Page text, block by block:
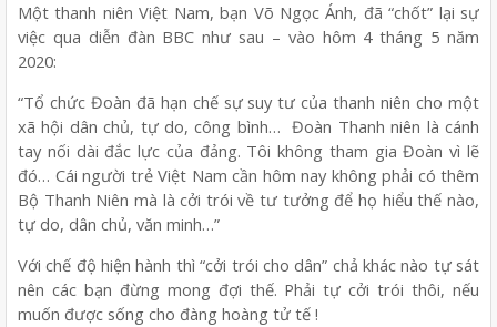
Một thanh niên Việt Nam, bạn Võ Ngọc Ánh, đã “chốt” lại sự
việc qua diễn đàn BBC như sau – vào hôm 4 tháng 5 năm
2020:
“Tổ chức Đoàn đã hạn chế sự suy tư của thanh niên cho một
xã hội dân chủ, tự do, công bình… Đoàn Thanh niên là cánh
tay nối dài đắc lực của đảng. Tôi không tham gia Đoàn vì lẽ
đó… Cái người trẻ Việt Nam cần hôm nay không phải có thêm
Bộ Thanh Niên mà là cởi trói về tư tưởng để họ hiểu thế nào,
tự do, dân chủ, văn minh…”
Với chế độ hiện hành thì “cởi trói cho dân” chả khác nào tự sát
nên các bạn đừng mong đợi thế. Phải tự cởi trói thôi, nếu
muốn được sống cho đàng hoàng tử tế !